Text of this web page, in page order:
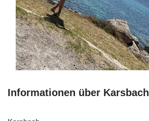
Informationen über Karsbach